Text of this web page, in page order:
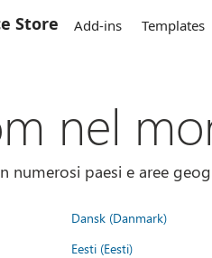
Store Add-ins Templates
nel
numerosi paesi e aree
Dansk (Danmark)
Eesti (Eesti)